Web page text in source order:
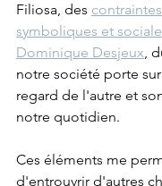
Filiosa, des
symboliques et
Dominique Desjeux,
notre société porte
regard de l'autre et
notre quotidien.
Ces éléments me
d'entrouvrir d'autres